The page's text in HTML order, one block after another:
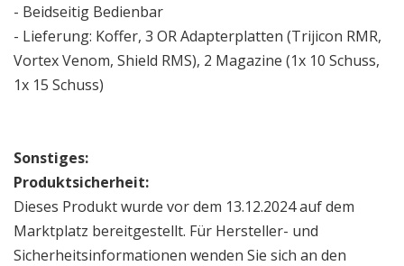
- Beidseitig Bedienbar
- Lieferung: Koffer, 3 OR Adapterplatten (Trijicon RMR,
Vortex Venom, Shield RMS), 2 Magazine (1x 10 Schuss,
1x 15 Schuss)
Sonstiges:
Produktsicherheit:
Dieses Produkt wurde vor dem 13.12.2024 auf dem
Marktplatz bereitgestellt. Für Hersteller- und
Sicherheitsinformationen wenden Sie sich an den